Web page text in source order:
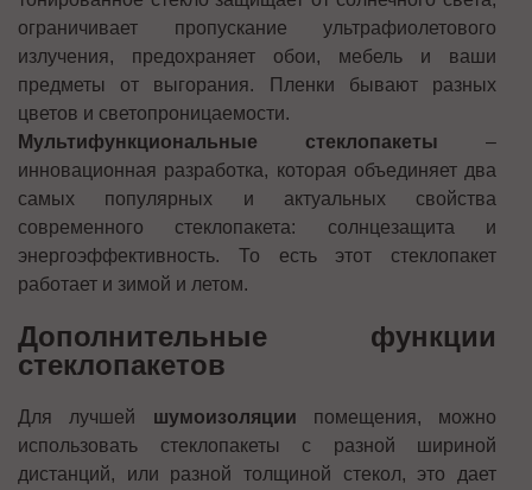
ограничивает пропускание ультрафиолетового
излучения, предохраняет обои, мебель и ваши
предметы от выгорания. Пленки бывают разных
цветов и светопроницаемости.
Мультифункциональные стеклопакеты –
инновационная разработка, которая объединяет два
самых популярных и актуальных свойства
современного стеклопакета: солнцезащита и
энергоэффективность. То есть этот стеклопакет
работает и зимой и летом.
Дополнительные функции
стеклопакетов
Для лучшей шумоизоляции помещения, можно
использовать стеклопакеты с разной шириной
дистанций, или разной толщиной стекол, это дает